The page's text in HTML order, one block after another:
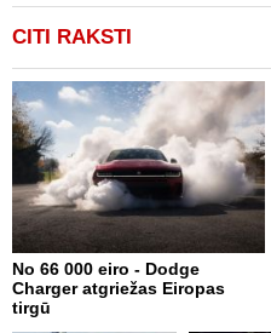
CITI RAKSTI
No 66 000 eiro - Dodge
Charger atgriežas Eiropas
tirgū